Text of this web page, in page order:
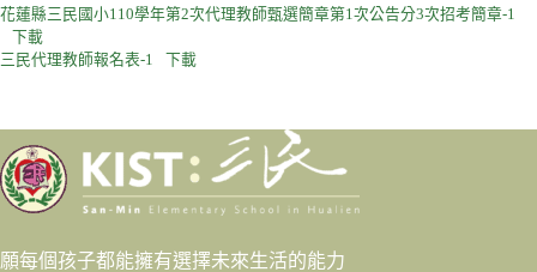
花蓮縣三民國小110學年第2次代理教師甄選簡章第1次公告分3次招考簡章-1
下載
三民代理教師報名表-1
下載
願每個孩子都能擁有選擇未來生活的能力